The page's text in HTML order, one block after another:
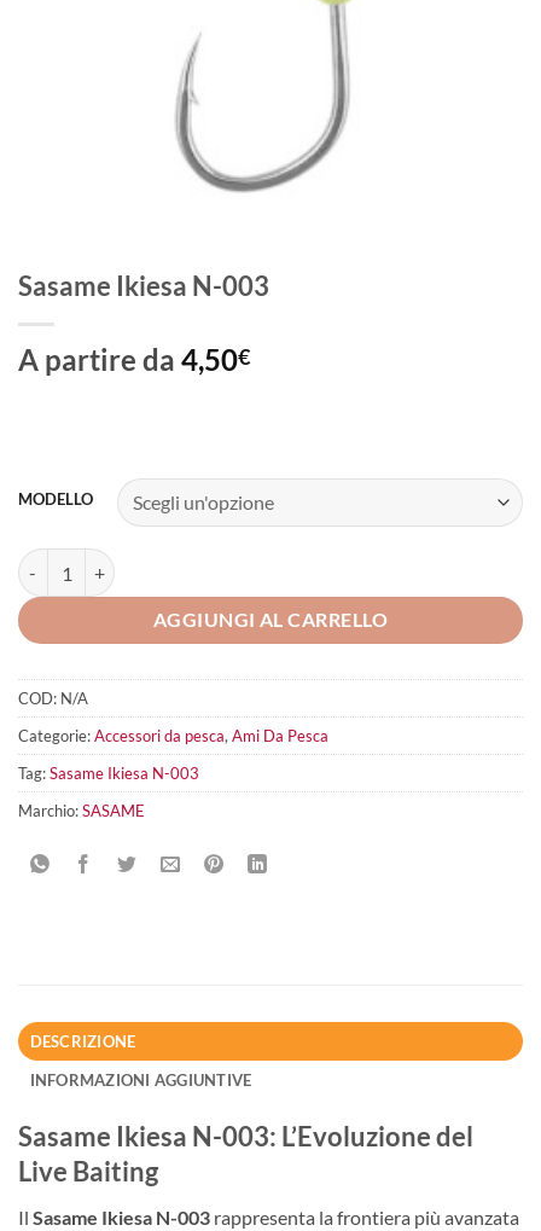
Sasame Ikiesa N-003
A partire da 4,50€
MODELLO
Sasame Ikiesa N-003 quantità
AGGIUNGI AL CARRELLO
COD: N/A
Categorie:Accessori da pesca, Ami Da Pesca
Tag:Sasame Ikiesa N-003
Marchio:SASAME
DESCRIZIONE
INFORMAZIONI AGGIUNTIVE
Sasame Ikiesa N-003: L’Evoluzione del
Live Baiting
Il Sasame Ikiesa N-003 rappresenta la frontiera più avanzata